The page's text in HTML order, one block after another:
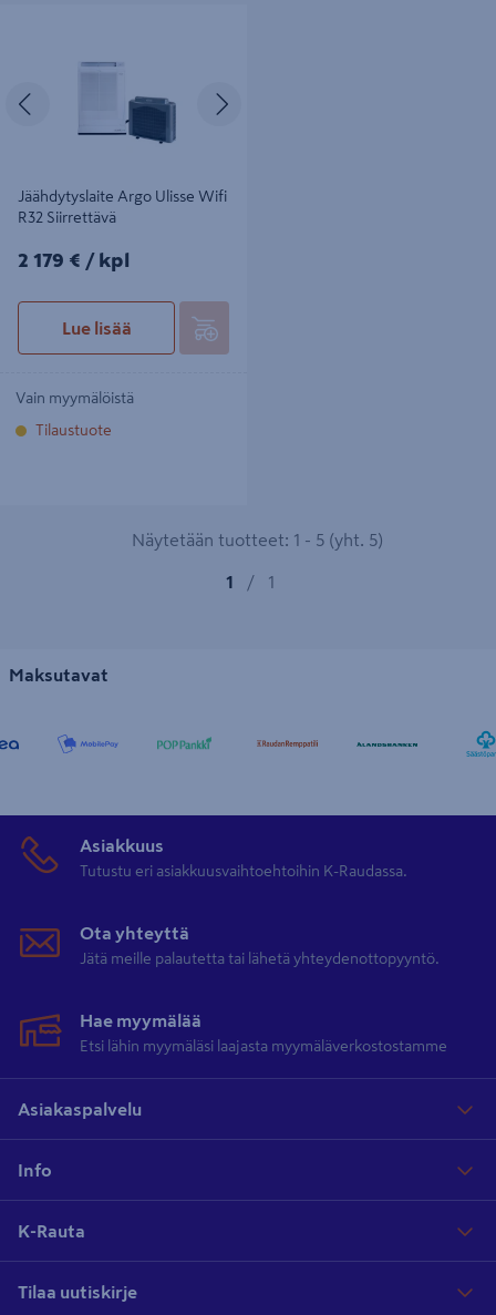
Jäähdytyslaite Argo Ulisse Wifi
R32 Siirrettävä
2179€/kpl
2 179 € / kpl
Lue lisää
Vain myymälöistä
Tilaustuote
Näytetään tuotteet: 1 - 5 (yht. 5)
1 / 1
Maksutavat
Asiakkuus
Tutustu eri asiakkuusvaihtoehtoihin K-Raudassa.
Ota yhteyttä
Jätä meille palautetta tai lähetä yhteydenottopyyntö.
Hae myymälää
Etsi lähin myymäläsi laajasta myymäläverkostostamme
Asiakaspalvelu
Info
K-Rauta
Tilaa uutiskirje